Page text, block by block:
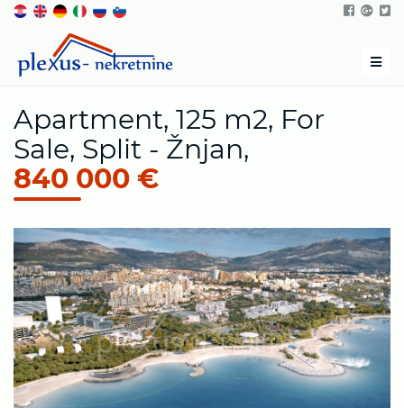
Menu
Apartment, 125 m2, For
Sale, Split - Žnjan,
840 000 €